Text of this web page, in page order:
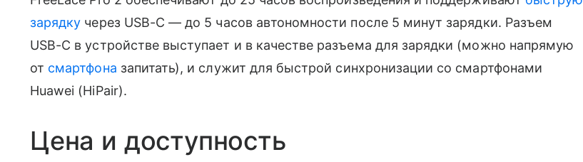
зарядку через USB-C — до 5 часов автономности после 5 минут зарядки. Разъем
USB-C в устройстве выступает и в качестве разъема для зарядки (можно напрямую
от смартфона запитать), и служит для быстрой синхронизации со смартфонами
Huawei (HiPair).
Цена и доступность